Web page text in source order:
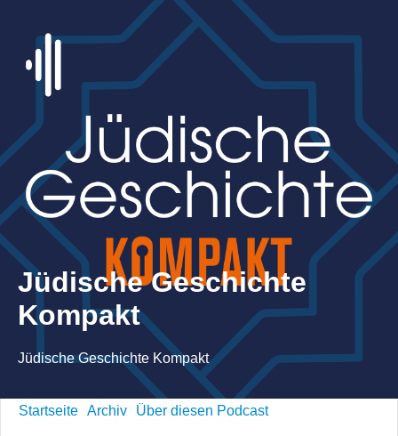
Jüdische Geschichte
Kompakt
Jüdische Geschichte Kompakt
Startseite Archiv Über diesen Podcast